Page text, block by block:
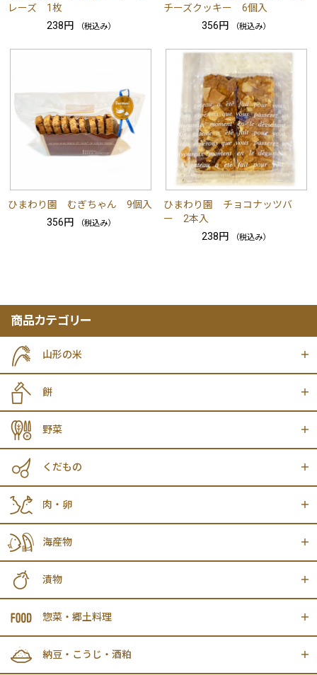
レーズ 1枚
238円
（税込み）
チーズクッキー 6個入
356円
（税込み）
ひまわり園 むぎちゃん 9個入
356円
（税込み）
ひまわり園 チョコナッツバ
ー 2本入
238円
（税込み）
商品カテゴリー
山形の米
餅
野菜
くだもの
肉・卵
海産物
漬物
惣菜・郷土料理
納豆・こうじ・酒粕